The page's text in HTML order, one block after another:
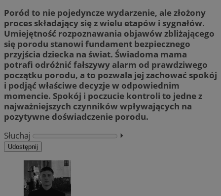
Poród to nie pojedyncze wydarzenie, ale złożony
proces składający się z wielu etapów i sygnałów.
Umiejętność rozpoznawania objawów zbliżającego
się porodu stanowi fundament bezpiecznego
przyjścia dziecka na świat. Świadoma mama
potrafi odróżnić fałszywy alarm od prawdziwego
początku porodu, a to pozwala jej zachować spokój
i podjąć właściwe decyzje w odpowiednim
momencie. Spokój i poczucie kontroli to jedne z
najważniejszych czynników wpływających na
pozytywne doświadczenie porodu.
Słuchaj
⏵︎
Udostępnij